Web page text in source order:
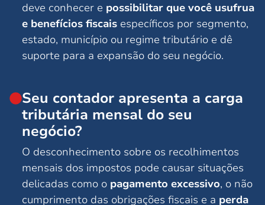
deve conhecer e possibilitar que você usufrua
e benefícios fiscais específicos por segmento,
estado, município ou regime tributário e dê
suporte para a expansão do seu negócio.
Seu contador apresenta a carga
tributária mensal do seu
negócio?
O desconhecimento sobre os recolhimentos
mensais dos impostos pode causar situações
delicadas como o pagamento excessivo, o não
cumprimento das obrigações fiscais e a perda